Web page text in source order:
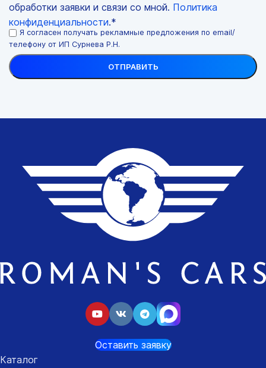
обработки заявки и связи со мной. Политика
конфиденциальности.*
Я согласен получать рекламные предложения по email/
телефону от ИП Сурнева Р.Н.
Оставить заявку
Каталог